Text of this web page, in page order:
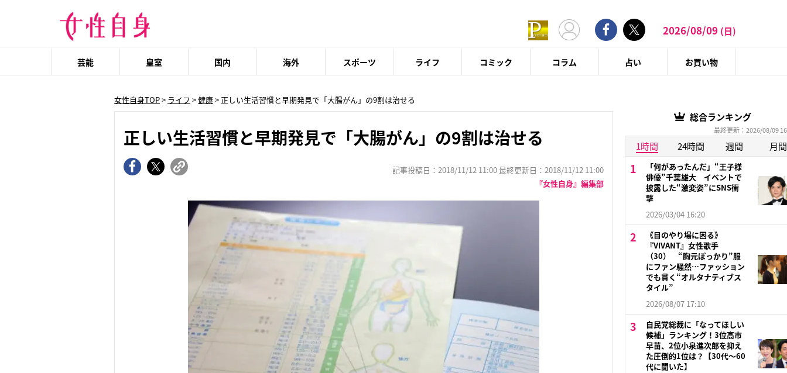
2026/08/09 (日)
芸能 皇室 国内 海外 スポーツ ライフ コミック コラム 占い お買い物
女性自身TOP> ライフ >健康> 正しい生活習慣と早期発見で「大腸がん」の9割は治せる
正しい生活習慣と早期発見で「大腸がん」の9割は治せる
記事投稿日：2018/11/12 11:00 最終更新日：2018/11/12 11:00
『女性自身』編集部
総合ランキング
最終更新：2026/08/09
1時間 24時間 週間 月間
「何があったんだ」“王子様
俳優”千葉雄大 イベントで
披露した“激変姿”にSNS衝
撃
2026/03/04 16:20
《目のやり場に困る》
『VIVANT』女性歌手
（30） “胸元ぽっかり”服
にファン騒然…ファッション
でも貫く“オルタナティブス
タイル”
2026/08/07 17:10
自民党総裁に「なってほしい
候補」ランキング！3位高市
早苗、2位小泉進次郎を抑え
た圧倒的1位は？【30代〜60
代に聞いた】